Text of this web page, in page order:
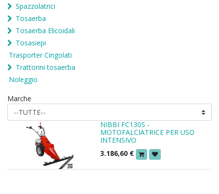
Spazzolatrici
Tosaerba
Tosaerba Elicoidali
Tosasiepi
Trasporter Cingolati
Trattorini tosaerba
Noleggio
Marche
NIBBI FC130S -
MOTOFALCIATRICE PER USO
INTENSIVO
3.186,60 €